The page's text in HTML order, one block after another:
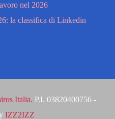
nel 2026
la classifica di Linkedin
Italia. P.I. 03820400756 -
IZZ2IZZ